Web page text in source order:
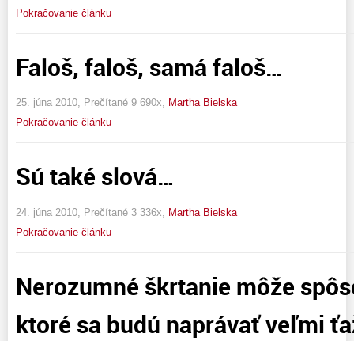
Pokračovanie článku
Faloš, faloš, samá faloš…
25. júna 2010, Prečítané 9 690x, Martha Bielska
Pokračovanie článku
Sú také slová…
24. júna 2010, Prečítané 3 336x, Martha Bielska
Pokračovanie článku
Nerozumné škrtanie môže
ktoré sa budú naprávať veľmi